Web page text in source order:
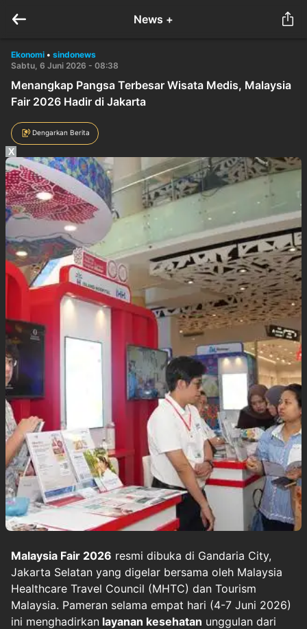
News +
Ekonomi • sindonews
Sabtu, 6 Juni 2026 - 08:38
Menangkap Pangsa Terbesar Wisata Medis, Malaysia
Fair 2026 Hadir di Jakarta
Dengarkan Berita
Malaysia Fair 2026 resmi dibuka di Gandaria City,
Jakarta Selatan yang digelar bersama oleh Malaysia
Healthcare Travel Council (MHTC) dan Tourism
Malaysia. Pameran selama empat hari (4-7 Juni 2026)
ini menghadirkan layanan kesehatan unggulan dari
X